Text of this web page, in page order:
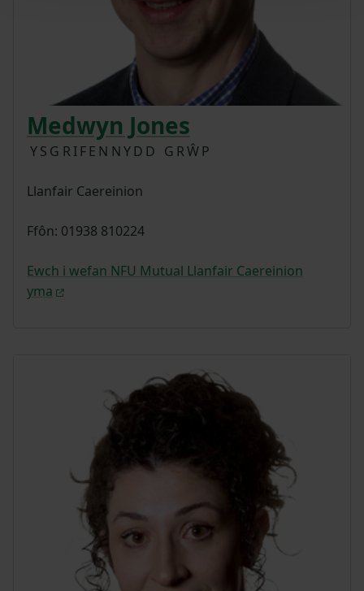
Medwyn Jones
YSGRIFENNYDD GRŴP
Llanfair Caereinion
Ffôn: 01938 810224
Ewch i wefan NFU Mutual Llanfair Caereinion
yma